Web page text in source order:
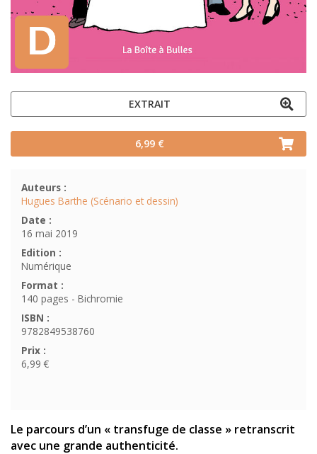
EXTRAIT
6,99 €
Auteurs :
Hugues Barthe (Scénario et dessin)
Date :
16 mai 2019
Edition :
Numérique
Format :
140 pages - Bichromie
ISBN :
9782849538760
Prix :
6,99 €
Le parcours d’un « transfuge de classe » retranscrit
avec une grande authenticité.